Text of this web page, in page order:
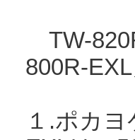
TW-
800R-
１.ポカ